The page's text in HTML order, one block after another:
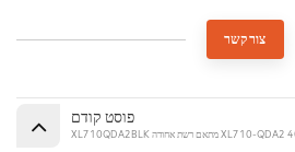
צור קשר
פוסט קודם